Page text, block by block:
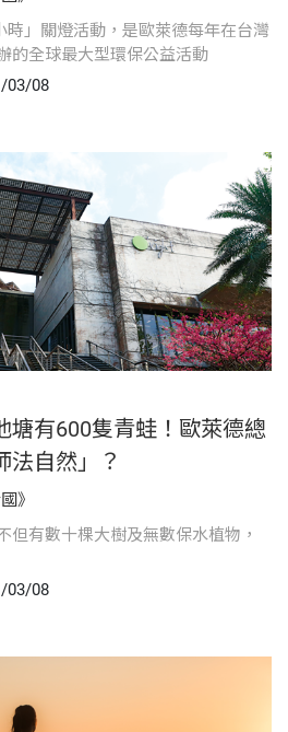
時」關燈活動，是歐萊德每年在台灣
的全球最大型環保公益活動
03/08
塘有600隻青蛙！歐萊德總
法自然」？
》
但有數十棵大樹及無數保水植物，
03/08